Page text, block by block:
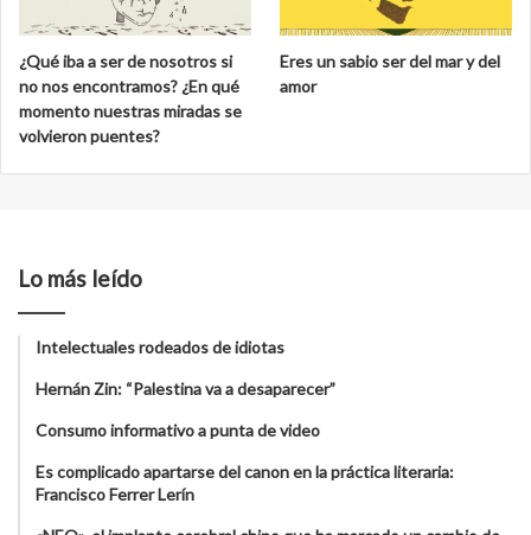
¿Qué iba a ser de nosotros si
no nos encontramos? ¿En qué
momento nuestras miradas se
volvieron puentes?
Eres un sabio ser del mar y del
amor
Lo más leído
Intelectuales rodeados de idiotas
Hernán Zin: “Palestina va a desaparecer”
Consumo informativo a punta de video
Es complicado apartarse del canon en la práctica literaria:
Francisco Ferrer Lerín